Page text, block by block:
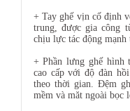
+ Tay ghế vịn cố định
trung, được gia công
chịu lực tác động mạnh
+ Phần lưng ghế hình
cao cấp với độ đàn
theo thời gian. Đệm
mềm và măt ngoài bọc